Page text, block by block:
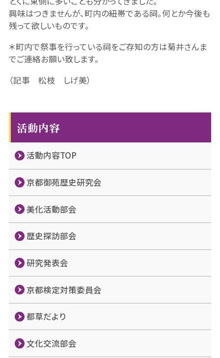
活動内容
活動内容TOP
京都御苑歴史研究会
美化活動部会
歴史探訪部会
研究発表会
京都検定対策委員会
都草だより
文化交流部会
興味はつきませんが、町内の紐帯である祠。何とか今後も
残って欲しいものです。
＊町内で祭事を行っている祠をご存知の方は菊井さんま
でご連絡お願い致します。
（記事 松枝 しげ美）